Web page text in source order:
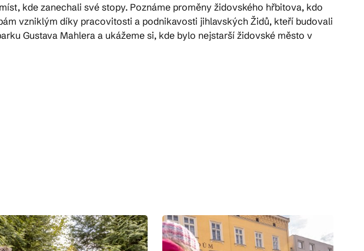
kde zanechali své stopy. Poznáme proměny židovského hřbitova, kdo
vzniklým díky pracovitosti a podnikavosti jihlavských Židů, kteří budovali
Gustava Mahlera a ukážeme si, kde bylo nejstarší židovské město v